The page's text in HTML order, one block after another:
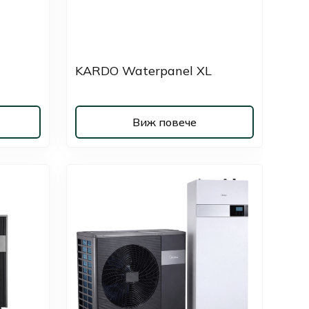
KARDO Waterpanel XL
Виж повече